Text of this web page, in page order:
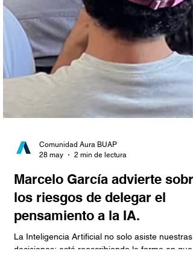
Comunidad Aura BUAP
28 may
2 min de lectura
Marcelo García advierte sobre
los riesgos de delegar el
pensamiento a la IA.